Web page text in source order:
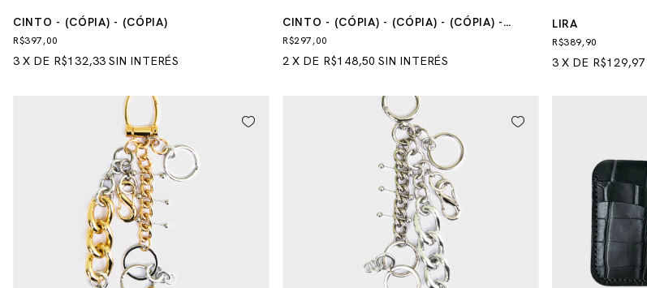
CINTO - (CÓPIA) - (CÓPIA)
R$397,00
3 XDE R$132,33 SIN INTERÉS
CINTO - (CÓPIA) - (CÓPIA) - (CÓPIA) -
(CÓPIA) - (CÓPIA)
R$297,00
2 XDE R$148,50 SIN INTERÉS
LIRA
R$389,90
3 XDE R$129,97